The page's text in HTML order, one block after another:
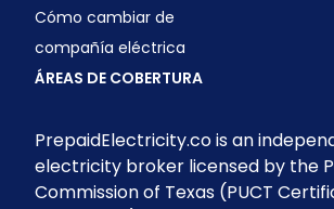
Cómo cambiar de
compañía eléctrica
ÁREAS DE COBERTURA
PrepaidElectricity.co is an
electricity broker licensed by the
Commission of Texas (PUCT